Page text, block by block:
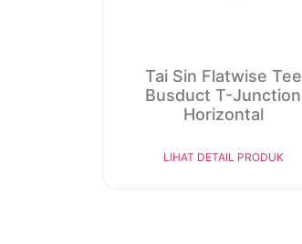
Tai Sin Flatwise Tee
Busduct T-Junction
Horizontal
LIHAT DETAIL PRODUK